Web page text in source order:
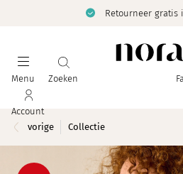
Retourneer gratis
Menu Zoeken
Account
vorige
Collectie